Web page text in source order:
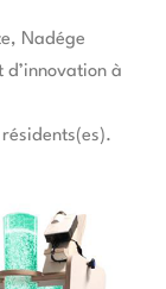
Nadége
d’innovation à